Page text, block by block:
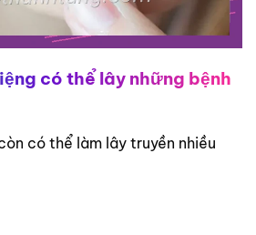
có thể lây những bệnh
có thể làm lây truyền nhiều